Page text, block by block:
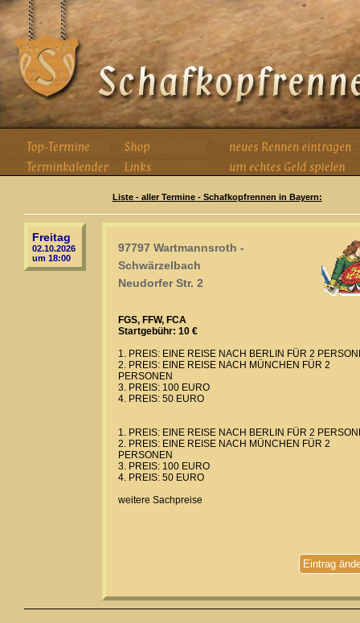
Liste - aller Termine - Schafkopfrennen in Bayern:
Freitag
02.10.2026
um 18:00
97797 Wartmannsroth -
Schwärzelbach
Neudorfer Str. 2
FGS, FFW, FCA
Startgebühr: 10 €
1. PREIS: EINE REISE NACH BERLIN FÜR 2
2. PREIS: EINE REISE NACH MÜNCHEN FÜR 2
PERSONEN
3. PREIS: 100 EURO
4. PREIS: 50 EURO
1. PREIS: EINE REISE NACH BERLIN FÜR 2
2. PREIS: EINE REISE NACH MÜNCHEN FÜR 2
PERSONEN
3. PREIS: 100 EURO
4. PREIS: 50 EURO
weitere Sachpreise
Eintrag